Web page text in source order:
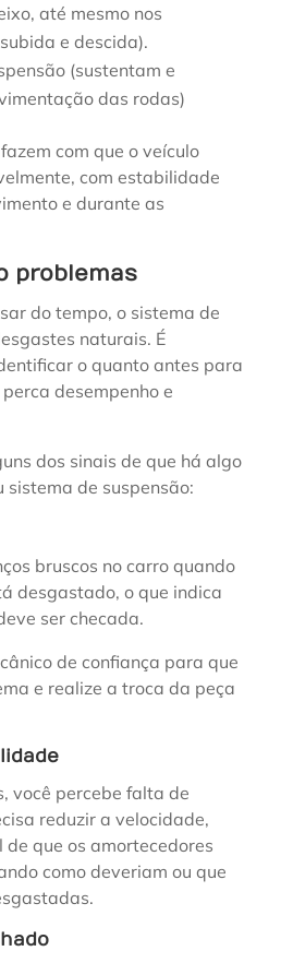
até mesmo nos
e descida).
(sustentam e
das rodas)
com que o veículo
com estabilidade
e durante as
problemas
do tempo, o sistema de
naturais. É
o quanto antes para
desempenho e
dos sinais de que há algo
sistema de suspensão:
bruscos no carro quando
desgastado, o que indica
ser checada.
de confiança para que
e realize a troca da peça
você percebe falta de
reduzir a velocidade,
de que os amortecedores
como deveriam ou que